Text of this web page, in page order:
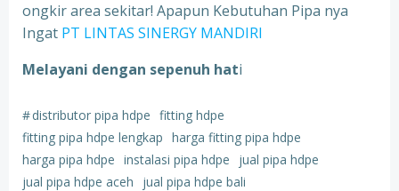
ongkir area sekitar! Apapun Kebutuhan Pipa nya
Ingat PT LINTAS SINERGY MANDIRI
Melayani dengan sepenuh hati
#distributor pipa hdpe fitting hdpe
fitting pipa hdpe lengkap harga fitting pipa hdpe
harga pipa hdpe instalasi pipa hdpe
jual pipa hdpe
jual pipa hdpe aceh
jual pipa hdpe bali